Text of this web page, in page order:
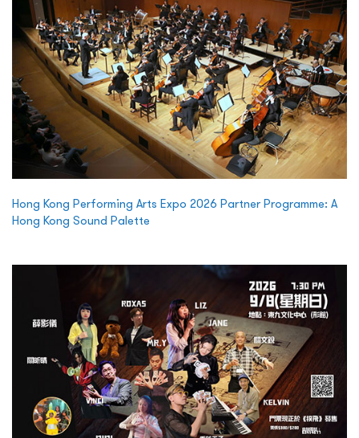
Hong Kong Performing Arts Expo 2026 Partner Programme: A
Hong Kong Sound Palette